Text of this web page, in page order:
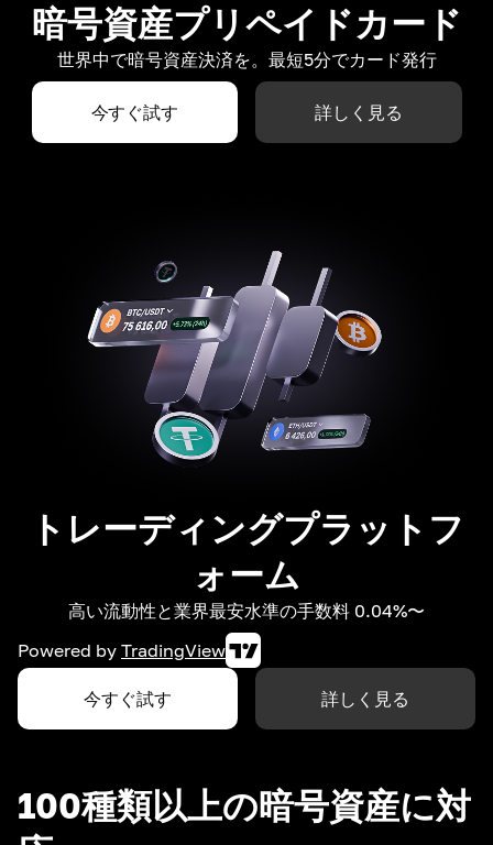
暗号資産プリペイドカード
世界中で暗号資産決済を。最短5分でカード発行
今すぐ試す 詳しく見る
トレーディングプラットフ
ォーム
高い流動性と業界最安水準の手数料 0.04%〜
Powered by TradingView
今すぐ試す 詳しく見る
100種類以上の暗号資産に対